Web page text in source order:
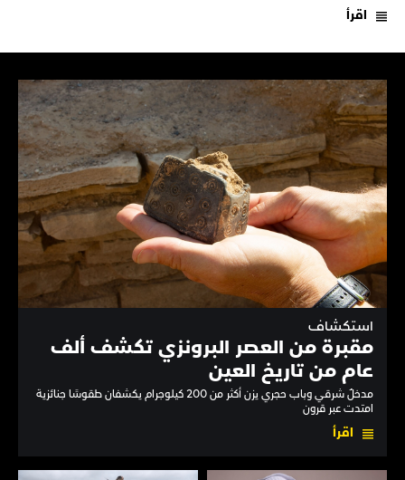
اقرأ
استكشاف
مقبرة من العصر البرونزي تكشف ألف
عام من تاريخ العين
مدخلٌ شرقي وباب حجري يزن أكثر من 200 كيلوجرام يكشفان طقوسًا جنائزية
امتدت عبر قرون
اقرأ